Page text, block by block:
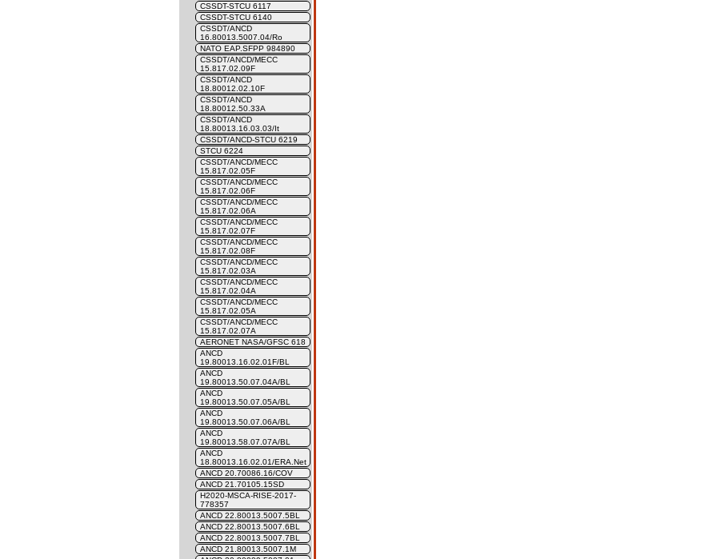
CSSDT-STCU 6117
CSSDT-STCU 6140
CSSDT/ANCD
16.80013.5007.04/Ro
NATO EAP.SFPP 984890
CSSDT/ANCD/MECC
15.817.02.09F
CSSDT/ANCD
18.80012.02.10F
CSSDT/ANCD
18.80012.50.33A
CSSDT/ANCD
18.80013.16.03.03/It
CSSDT/ANCD-STCU 6219
STCU 6224
CSSDT/ANCD/MECC
15.817.02.05F
CSSDT/ANCD/MECC
15.817.02.06F
CSSDT/ANCD/MECC
15.817.02.06A
CSSDT/ANCD/MECC
15.817.02.07F
CSSDT/ANCD/MECC
15.817.02.08F
CSSDT/ANCD/MECC
15.817.02.03A
CSSDT/ANCD/MECC
15.817.02.04A
CSSDT/ANCD/MECC
15.817.02.05A
CSSDT/ANCD/MECC
15.817.02.07A
AERONET NASA/GFSC 618
ANCD
19.80013.16.02.01F/BL
ANCD
19.80013.50.07.04A/BL
ANCD
19.80013.50.07.05A/BL
ANCD
19.80013.50.07.06A/BL
ANCD
19.80013.58.07.07A/BL
ANCD
18.80013.16.02.01/ERA.Net
ANCD 20.70086.16/COV
ANCD 21.70105.15SD
H2020-MSCA-RISE-2017-
778357
ANCD 22.80013.5007.5BL
ANCD 22.80013.5007.6BL
ANCD 22.80013.5007.7BL
ANCD 21.80013.5007.1M